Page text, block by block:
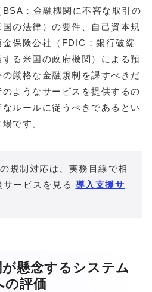
：金融機関に不審な取引の
の法律）の要件、自己資本規
保険公社（FDIC：銀行破綻
る米国の政府機関）による預
厳格な金融規制を課すべきだ
ようなサービスを提供するの
ルールに従うべきであるとい
です。
規制対応は、実務目線で相
ービスを見る 導入支援サ
懸念するシステム
の評価